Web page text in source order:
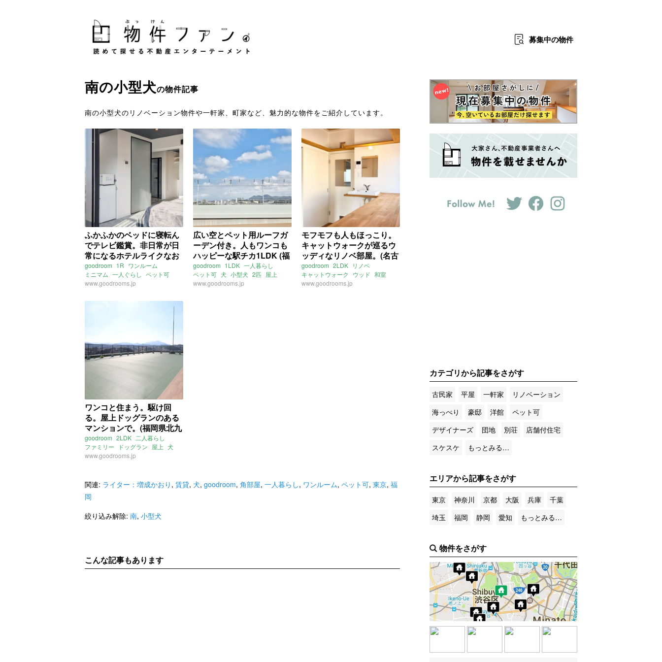
募集中の物件
南の小型犬の物件記事
南の小型犬のリノベーション物件や一軒家、町家など、魅力的な物件をご紹介しています。
ふかふかのベッドに寝転ん
でテレビ鑑賞。非日常が日
常になるホテルライクなお
部屋 (福岡市南区26㎡の賃
貸物件)
goodroom 1R ワンルーム
ミニマム 一人ぐらし ペット可
小型犬 犬 ホテル
ヴィンテージマンション 南
賃貸
www.goodrooms.jp
広い空とペット用ルーフガ
ーデン付き。人もワンコも
ハッピーな駅チカ1LDK (福
岡市東区40㎡の賃貸物件)
goodroom 1LDK 一人暮らし
ペット可 犬 小型犬 2匹 屋上
ルーフバルコニー
www.goodrooms.jp
モフモフも人もほっこり。
キャットウォークが巡るウ
ッディなリノベ部屋。(名古
屋市守山区45㎡の賃貸物件)
goodroom 2LDK リノベ
キャットウォーク
ウッド 和室
ペット可 猫 小型犬
www.goodrooms.jp
ワンコと住まう。駆け回
る。屋上ドッグランのある
マンションで。(福岡県北九
州市58㎡の賃貸物件)
goodroom 2LDK 二人暮らし
ファミリー
ドッグラン 屋上 犬
小型犬 足洗い場 南
日田彦山線 城野駅 賃貸
www.goodrooms.jp
関連: ライター：増成かおり , 賃貸, 犬, goodroom, 角部屋, 一人暮らし, ワンルーム, ペット可, 東京, 福
岡
絞り込み解除: 南, 小型犬
こんな記事もあります
カテゴリから記事をさがす
古民家 平屋 一軒家
リノベーション
海っぺり
豪邸 洋館
ペット可
デザイナーズ
団地 別荘
店舗付住宅
スケスケ
もっとみる…
エリアから記事をさがす
東京 神奈川 京都 大阪 兵庫
千葉
埼玉
福岡 静岡 愛知 もっとみる…
物件をさがす